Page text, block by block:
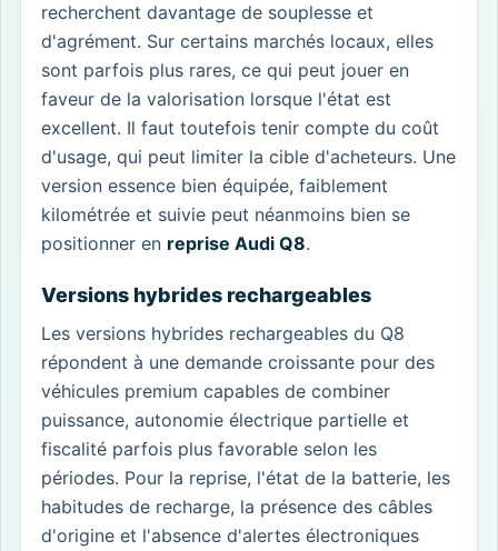
recherchent davantage de souplesse et
d'agrément. Sur certains marchés locaux, elles
sont parfois plus rares, ce qui peut jouer en
faveur de la valorisation lorsque l'état est
excellent. Il faut toutefois tenir compte du coût
d'usage, qui peut limiter la cible d'acheteurs. Une
version essence bien équipée, faiblement
kilométrée et suivie peut néanmoins bien se
positionner en reprise Audi Q8.
Versions hybrides rechargeables
Les versions hybrides rechargeables du Q8
répondent à une demande croissante pour des
véhicules premium capables de combiner
puissance, autonomie électrique partielle et
fiscalité parfois plus favorable selon les
périodes. Pour la reprise, l'état de la batterie, les
habitudes de recharge, la présence des câbles
d'origine et l'absence d'alertes électroniques